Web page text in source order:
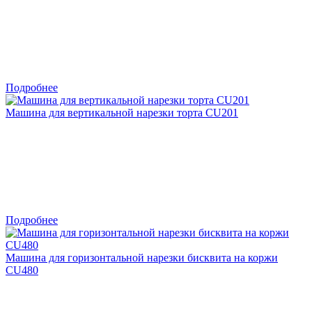
Подробнее
Машина для вертикальной нарезки торта CU201
Подробнее
Машина для горизонтальной нарезки бисквита на коржи
CU480